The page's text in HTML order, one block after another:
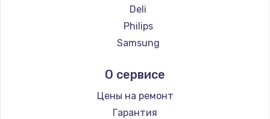
Deli
Philips
Samsung
Lexmark
Sharp
TSC
О сервисе
Цены на ремонт
Гарантия